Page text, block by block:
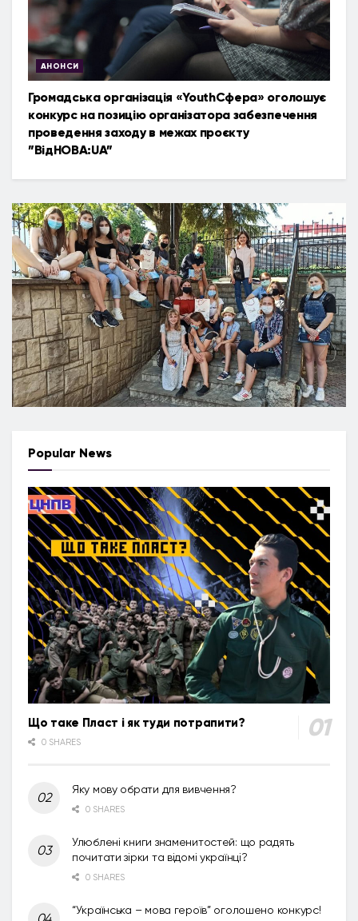
АНОНСИ
Громадська організація «YouthСфера» оголошує
конкурс на позицію організатора забезпечення
проведення заходу в межах проєкту
”ВідНОВА:UA”
Popular News
Що таке Пласт і як туди потрапити?
0 SHARES
Яку мову обрати для вивчення?
0 SHARES
Улюблені книги знаменитостей: що радять
почитати зірки та відомі українці?
0 SHARES
“Українська – мова героїв” оголошено конкурс!